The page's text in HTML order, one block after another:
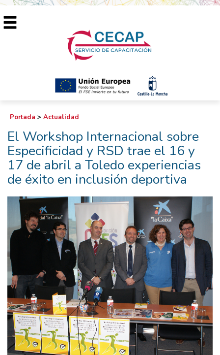
Portada > Actualidad
El Workshop Internacional sobre
Especificidad y RSD trae el 16 y
17 de abril a Toledo experiencias
de éxito en inclusión deportiva